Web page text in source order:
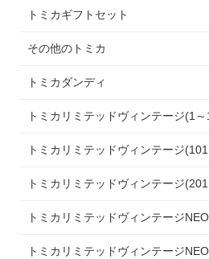
トミカギフトセット
その他のトミカ
トミカダンディ
トミカリミテッドヴィンテージ(1
トミカリミテッドヴィンテージ
トミカリミテッドヴィンテージ
トミカリミテッドヴィンテージ
トミカリミテッドヴィンテージ